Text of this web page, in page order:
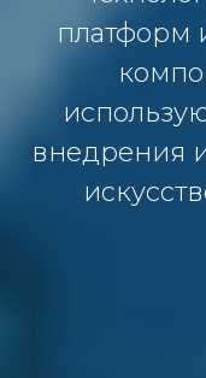
платформ
внедрения